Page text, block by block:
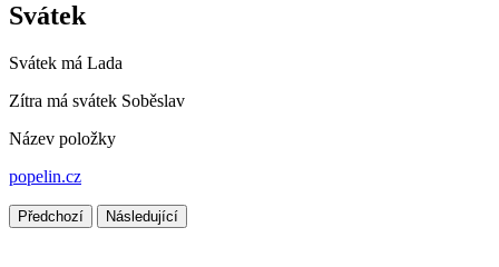
Svátek
Svátek má Lada
Zítra má svátek Soběslav
Název položky
popelin.cz
Předchozí Následující